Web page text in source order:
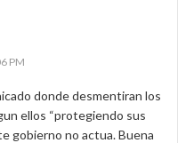
PM
donde desmentiran los
ellos “protegiendo sus
gobierno no actua. Buena